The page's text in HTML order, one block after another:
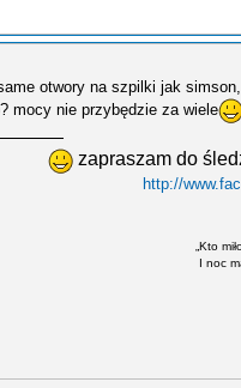
otwory na szpilki jak
mocy nie przybędzie za wiele
zapraszam do
http://
„Kto
I noc